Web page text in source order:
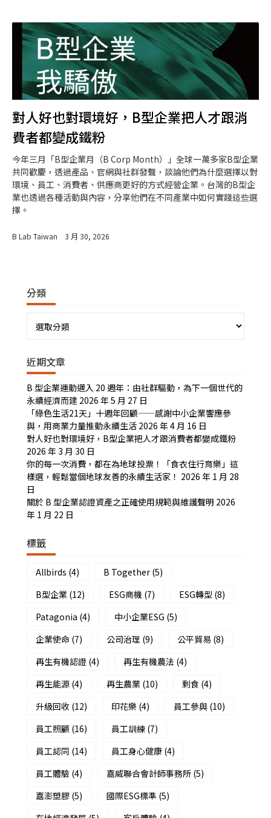
對人好也對環境好，B型企業把人才跟消
費者都變成鐵粉
今年三月「B型企業月（B Corp Month）」全球一萬多家B型企業
共同歡慶，透過產品、官網與社群發聲，談論他們為什麼選擇以對
環境、員工、消費者、供應商更好的方式經營企業。台灣的B型企
業也透過各種活動與內容，分享他們在不同產業中如何實踐這些選
擇。
B Lab Taiwan 3 月 30, 2026
分類
類
近期文章
B 型企業運動邁入 20 週年：由社群驅動，為下一個世代的
永續經濟而建 2026 年 5 月 27 日
「綠色生活21天」十週年回顧——感謝中小企業響應參
與，用商業力量推動永續生活 2026 年 4 月 16 日
對人好也對環境好，B型企業把人才跟消費者都變成鐵粉
2026 年 3 月 30 日
你的每一次消費，都在為地球投票！「食衣住行育樂」這
樣選，輕鬆當個地球友善的永續生活家！ 2026 年 1 月 28
日
關於 B 型企業認證資產之正確使用規範與維護聲明 2026
年 1 月 22 日
標籤
Allbirds (4) B Together (5)
B型企業 (12) ESG商機 (7) ESG轉型 (8)
Patagonia (4) 中小企業ESG (5)
企業使命 (7) 公司治理 (9) 公平貿易 (8)
再生有機認證 (4) 再生有機農法 (4)
再生能源 (4) 再生農業 (10) 剩食 (4)
升級回收 (12) 印花樂 (4) 員工參與 (10)
員工照顧 (16) 員工訓練 (7)
員工認同 (14) 員工身心健康 (4)
員工體驗 (4) 嘉威聯合會計師事務所 (5)
嘉澎塑膠 (5) 國際ESG標準 (5)